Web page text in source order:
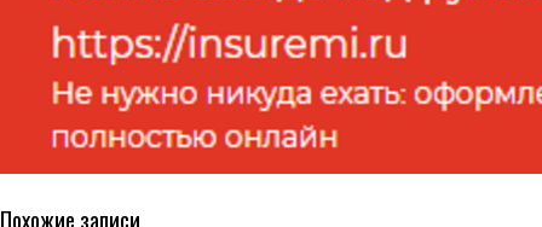
Похожие записи